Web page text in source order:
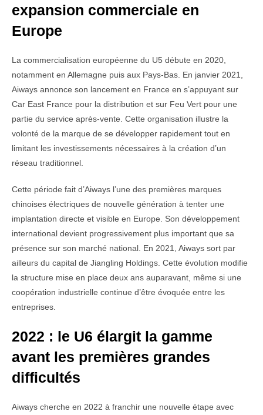
expansion commerciale en
Europe
La commercialisation européenne du U5 débute en 2020,
notamment en Allemagne puis aux Pays-Bas. En janvier 2021,
Aiways annonce son lancement en France en s’appuyant sur
Car East France pour la distribution et sur Feu Vert pour une
partie du service après-vente. Cette organisation illustre la
volonté de la marque de se développer rapidement tout en
limitant les investissements nécessaires à la création d’un
réseau traditionnel.
Cette période fait d’Aiways l’une des premières marques
chinoises électriques de nouvelle génération à tenter une
implantation directe et visible en Europe. Son développement
international devient progressivement plus important que sa
présence sur son marché national. En 2021, Aiways sort par
ailleurs du capital de Jiangling Holdings. Cette évolution modifie
la structure mise en place deux ans auparavant, même si une
coopération industrielle continue d’être évoquée entre les
entreprises.
2022 : le U6 élargit la gamme
avant les premières grandes
difficultés
Aiways cherche en 2022 à franchir une nouvelle étape avec